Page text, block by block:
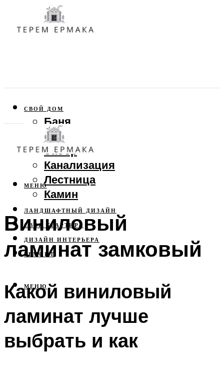
СВОЙ ДОМ
Баня
Веранда
Забор
Канализация
Лестница
Камин
ЛАНДШАФТНЫЙ ДИЗАЙН
СВОЯ КВАРТИРА
ДИЗАЙН ИНТЕРЬЕРА
РЕМОНТ
МЕНЮ
МЕНЮ
Виниловый
ламинат замковый
Какой виниловый
ламинат лучше
выбрать и как